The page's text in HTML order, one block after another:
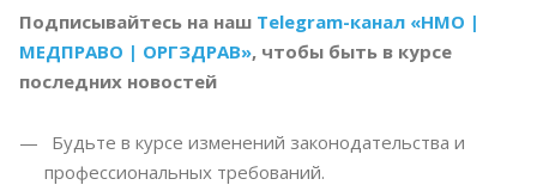
Подписывайтесь на наш Telegram-канал «НМО |
МЕДПРАВО | ОРГЗДРАВ», чтобы быть в курсе
последних новостей
Будьте в курсе изменений законодательства и
профессиональных требований.